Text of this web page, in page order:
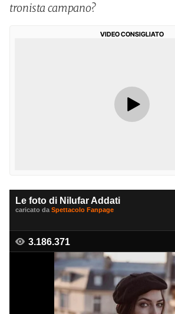
tronista campano?
VIDEO CONSIGLIATO